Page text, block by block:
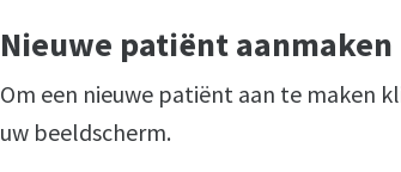
Nieuwe patiënt aanmaken
Om een nieuwe patiënt aan te maken
uw beeldscherm.